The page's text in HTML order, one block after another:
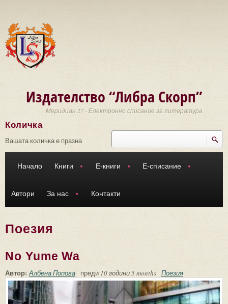
Издателство “Либра Скорп”
Меридиан 27 - Електронно списание за литература
Търси
Количка
Вашата количка е празна
Начало Книги Е-книги Е-списание
Автори За нас Контакти
Поезия
No Yume Wa
Автор:Албена Попова преди 10 години 5 months Поезия